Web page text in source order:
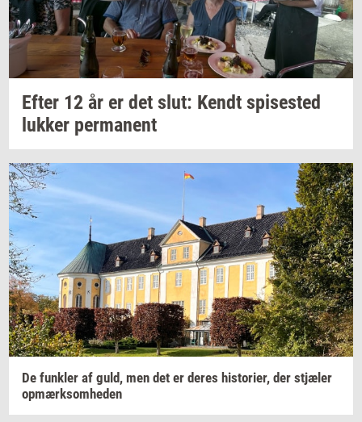
Efter 12 år er det slut: Kendt spi­se­sted
luk­ker per­ma­nent
De funk­ler af guld, men det er deres hi­sto­ri­er, der stjæ­ler
op­mærk­som­he­den